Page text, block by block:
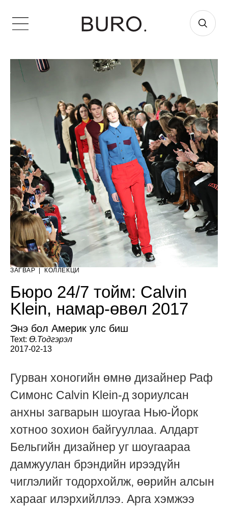
ЗАГВАР | КОЛЛЕКЦИ
Бюро 24/7 тойм: Calvin
Klein, намар-өвөл 2017
Энэ бол Америк улс биш
Text: Ө.Тодгэрэл
2017-02-13
Гурван хоногийн өмнө дизайнер Раф
Симонс Calvin Klein-д зориулсан
анхны загварын шоугаа Нью-Йорк
хотноо зохион байгууллаа. Алдарт
Бельгийн дизайнер уг шоугаараа
дамжуулан брэндийн ирээдүйн
чиглэлийг тодорхойлж, өөрийн алсын
харааг илэрхийллээ. Арга хэмжээ